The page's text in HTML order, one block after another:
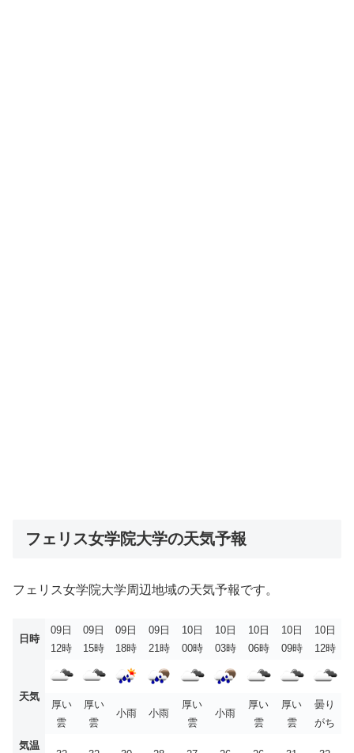
フェリス女学院大学の天気予報
フェリス女学院大学周辺地域の天気予報です。
日時
09日
12時
09日
15時
09日
18時
09日
21時
10日
00時
10日
03時
10日
06時
10日
09時
10日
12時
天気
厚い
雲
厚い
雲
小雨 小雨
厚い
雲
小雨
厚い
雲
厚い
雲
曇り
がち
気温